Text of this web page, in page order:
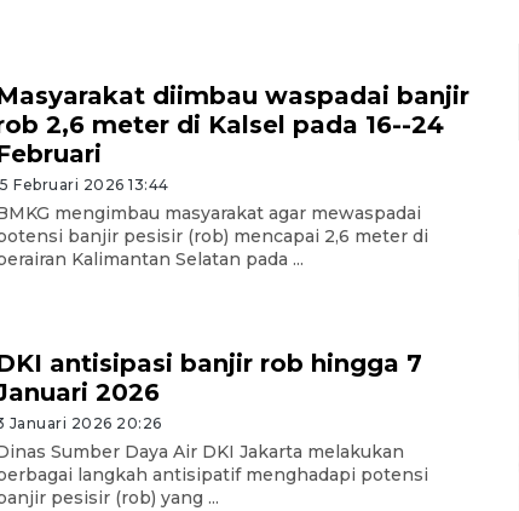
diimbau waspadai banjir
2,6 meter di Kalsel pada 16--24
Februari 2026 13:44
mengimbau masyarakat agar mewaspadai
banjir pesisir (rob) mencapai 2,6 meter di
Kalimantan Selatan pada ...
antisipasi banjir rob hingga 7
2026
Januari 2026 20:26
Sumber Daya Air DKI Jakarta melakukan
langkah antisipatif menghadapi potensi
pesisir (rob) yang ...